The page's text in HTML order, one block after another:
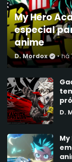
My Hero
especial
anime
D. Mordox • há
D.